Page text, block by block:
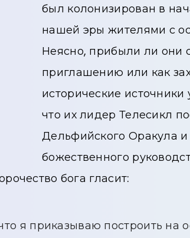
был колонизирован в
нашей эры жителями с
Неясно, прибыли ли они
приглашению или как
исторические
что их лидер Телесикл
Дельфийского Оракула и
божественного
бога гласит:
я приказываю построить на